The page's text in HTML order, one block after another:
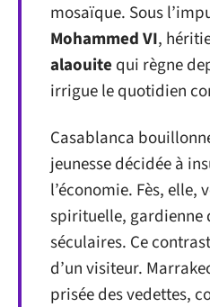
mosaïque. Sous
Mohammed VI,
alaouite qui règne
irrigue le quotidien
Casablanca
jeunesse décidée à
l’économie. Fès, elle,
spirituelle, gardienne
séculaires. Ce
d’un visiteur.
prisée des vedettes,